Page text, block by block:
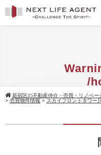
/
:
新宿区の不動産仲介・売買・リノベ
> 売買物件情報 > スカイフロントタワー